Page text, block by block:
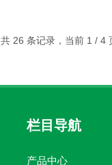
共 26 条记录，当前 1 /
栏目导航
产品中心